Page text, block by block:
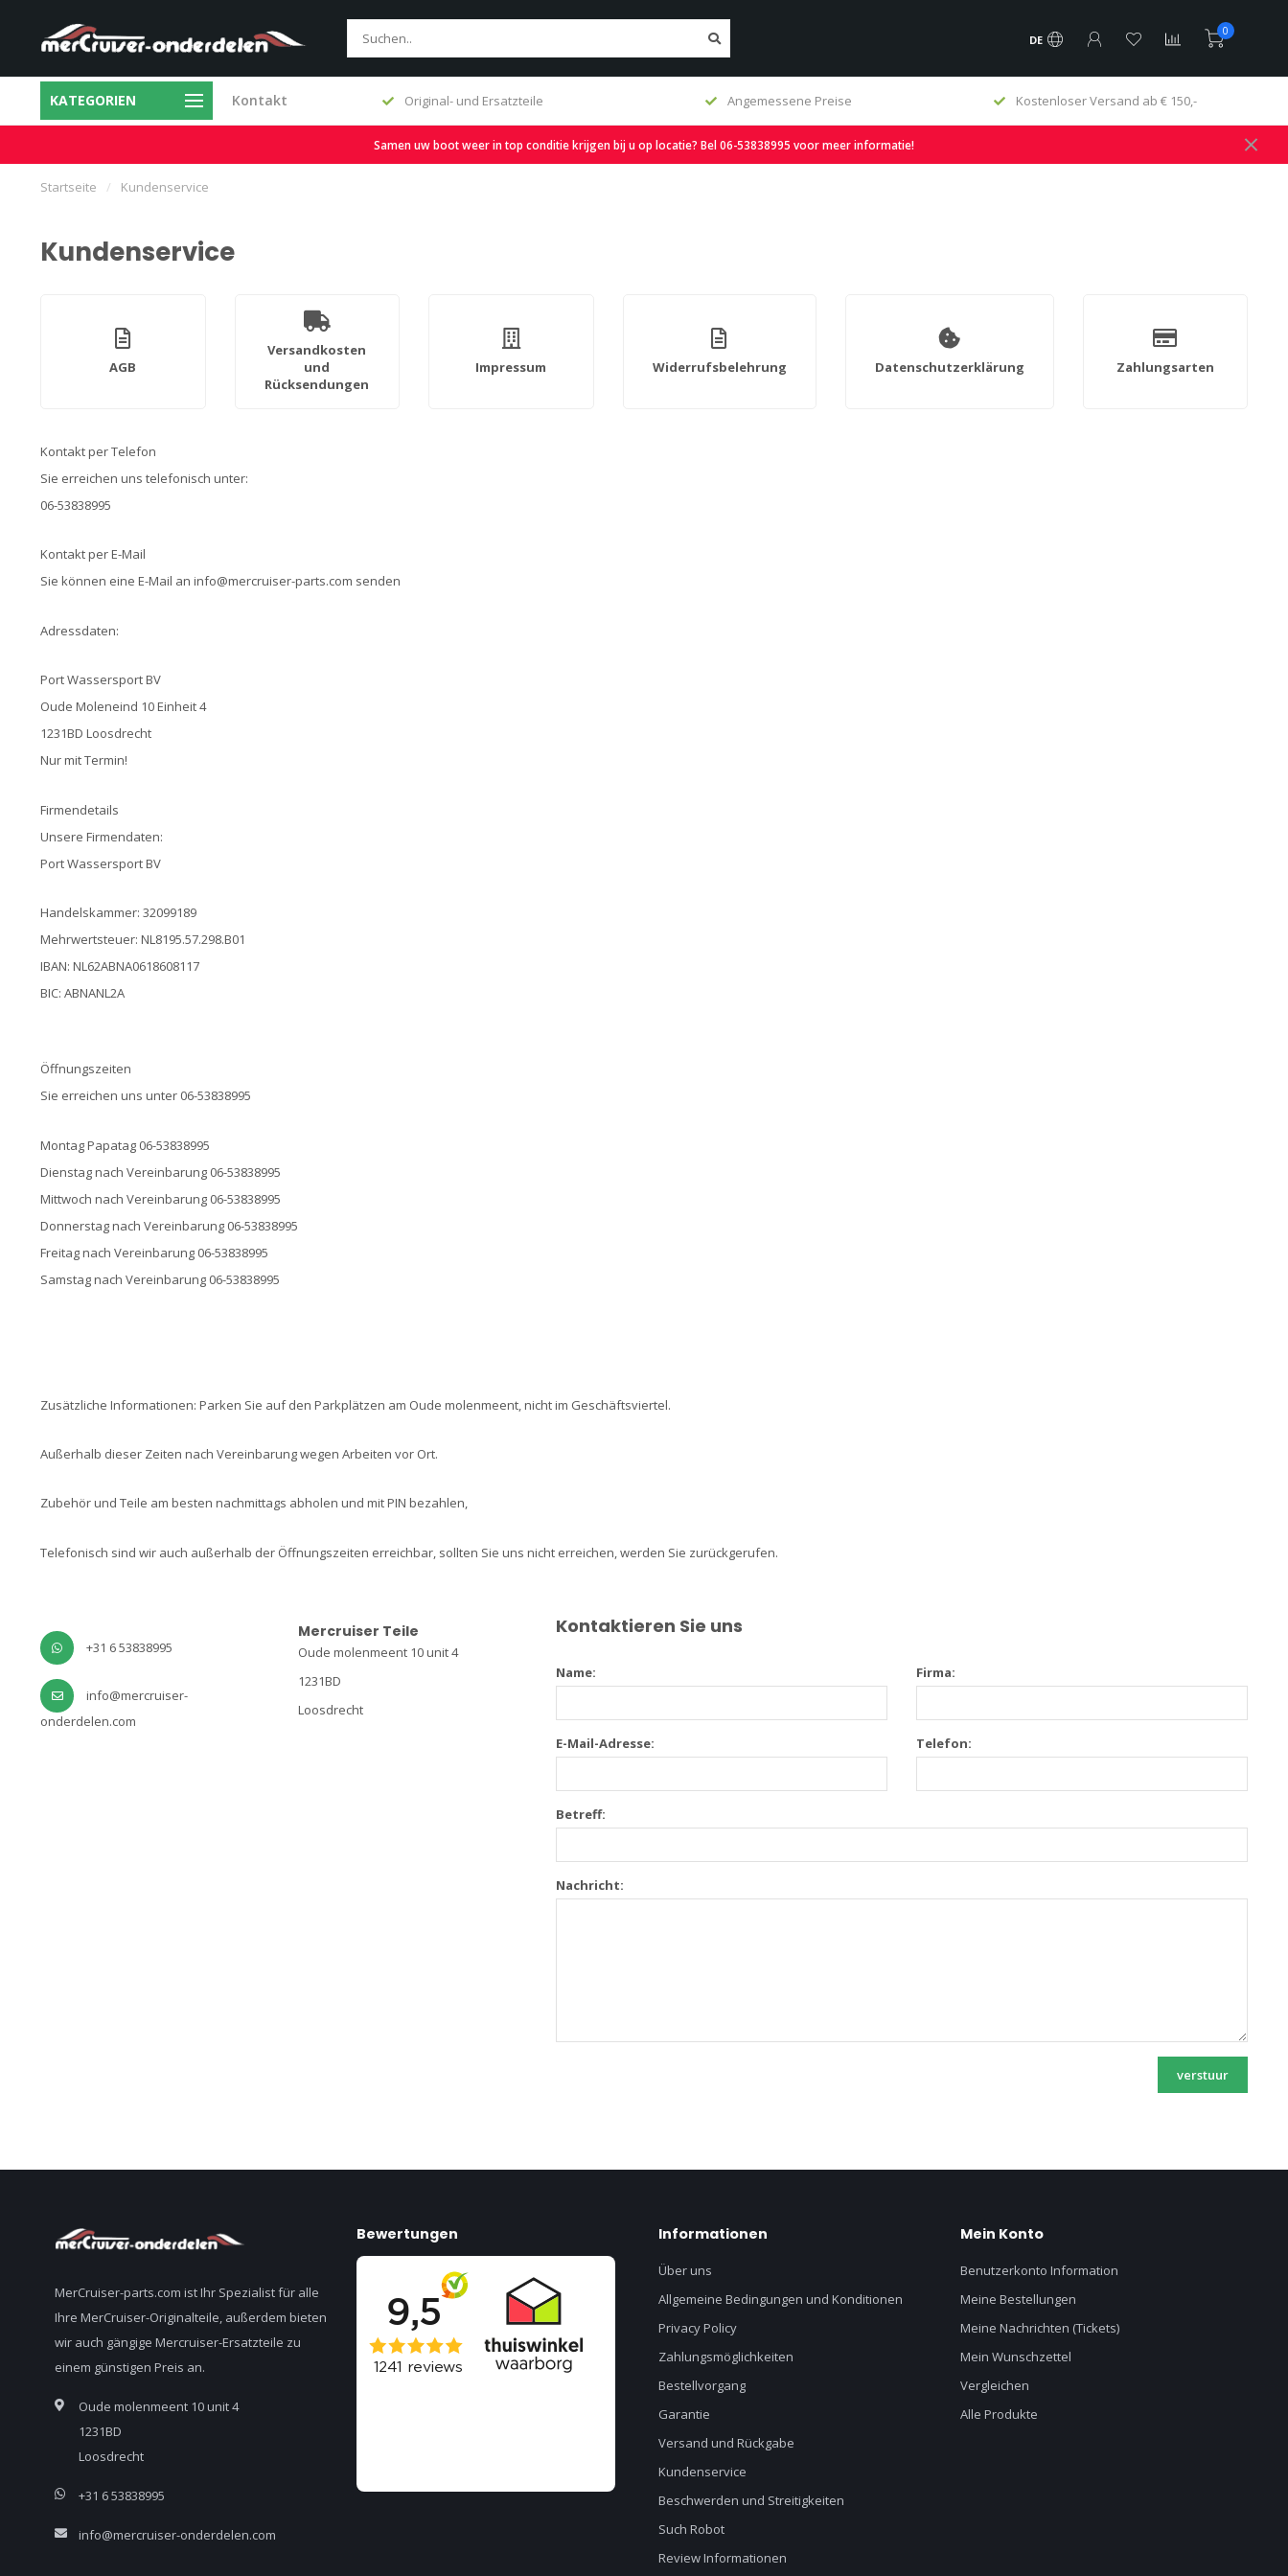
DE
0
KATEGORIEN Kontakt
Schnelle Lieferung und großer Vorrat Original- und Ersatzteile Angemessene Preise Kostenloser Versand ab € 150,-
Samen uw boot weer in top conditie krijgen bij u op locatie? Bel 06-53838995 voor meer informatie!
Startseite / Kundenservice
Kundenservice
AGB
Versandkosten
und
Rücksendungen
Impressum Widerrufsbelehrung Datenschutzerklärung Zahlungsarten
Kontakt per Telefon
Sie erreichen uns telefonisch unter:
06-53838995
Kontakt per E-Mail
Sie können eine E-Mail an info@mercruiser-parts.com senden
Adressdaten:
Port Wassersport BV
Oude Moleneind 10 Einheit 4
1231BD Loosdrecht
Nur mit Termin!
Firmendetails
Unsere Firmendaten:
Port Wassersport BV
Handelskammer: 32099189
Mehrwertsteuer: NL8195.57.298.B01
IBAN: NL62ABNA0618608117
BIC: ABNANL2A
Öffnungszeiten
Sie erreichen uns unter 06-53838995
Montag Papatag 06-53838995
Dienstag nach Vereinbarung 06-53838995
Mittwoch nach Vereinbarung 06-53838995
Donnerstag nach Vereinbarung 06-53838995
Freitag nach Vereinbarung 06-53838995
Samstag nach Vereinbarung 06-53838995
Zusätzliche Informationen: Parken Sie auf den Parkplätzen am Oude molenmeent, nicht im Geschäftsviertel.
Außerhalb dieser Zeiten nach Vereinbarung wegen Arbeiten vor Ort.
Zubehör und Teile am besten nachmittags abholen und mit PIN bezahlen,
Telefonisch sind wir auch außerhalb der Öffnungszeiten erreichbar, sollten Sie uns nicht erreichen, werden Sie zurückgerufen.
+31 6 53838995
info@mercruiser-
onderdelen.com
Mercruiser Teile
Oude molenmeent 10 unit 4
1231BD
Loosdrecht
Kontaktieren Sie uns
Name: Firma:
E-Mail-Adresse: Telefon:
Betreff:
Nachricht:
verstuur
MerCruiser-parts.com ist Ihr Spezialist für alle
Ihre MerCruiser-Originalteile, außerdem bieten
wir auch gängige Mercruiser-Ersatzteile zu
einem günstigen Preis an.
Oude molenmeent 10 unit 4
1231BD
Loosdrecht
+31 6 53838995
info@mercruiser-onderdelen.com
Bewertungen Informationen
Über uns
Allgemeine Bedingungen und Konditionen
Privacy Policy
Zahlungsmöglichkeiten
Bestellvorgang
Garantie
Versand und Rückgabe
Kundenservice
Beschwerden und Streitigkeiten
Such Robot
Review Informationen
Mein Konto
Benutzerkonto Information
Meine Bestellungen
Meine Nachrichten (Tickets)
Mein Wunschzettel
Vergleichen
Alle Produkte